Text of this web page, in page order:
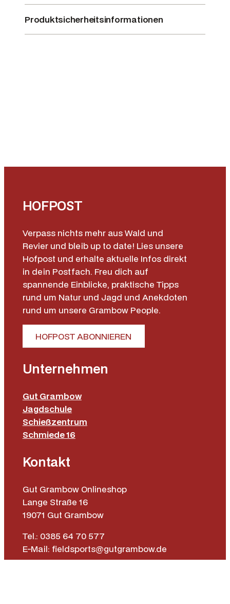
Produktsicherheitsinformationen
HOFPOST
Verpass nichts mehr aus Wald und
Revier und bleib up to date! Lies unsere
Hofpost und erhalte aktuelle Infos direkt
in dein Postfach. Freu dich auf
spannende Einblicke, praktische Tipps
rund um Natur und Jagd und Anekdoten
rund um unsere Grambow People.
HOFPOST ABONNIEREN
Unternehmen
Gut Grambow
Jagdschule
Schießzentrum
Schmiede 16
Kontakt
Gut Grambow Onlineshop
Lange Straße 16
19071 Gut Grambow
Tel.: 0385 64 70 577
E-Mail: fieldsports@gutgrambow.de